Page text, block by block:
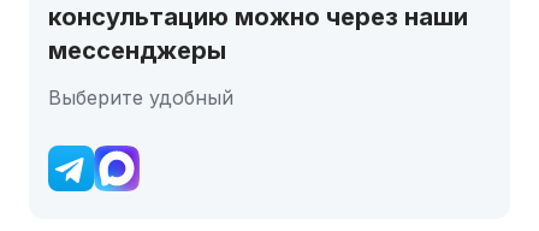
консультацию можно через наши
мессенджеры
Выберите удобный